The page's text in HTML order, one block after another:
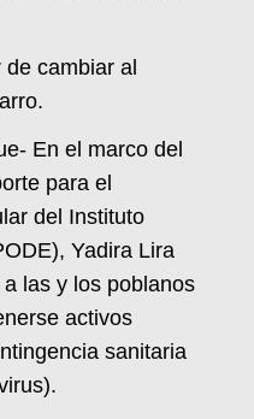
cambiar al
En el marco del
para el
del Instituto
Yadira Lira
las y los poblanos
activos
sanitaria